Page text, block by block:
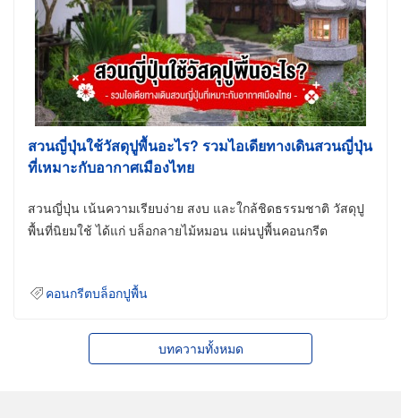
สวนญี่ปุ่นใช้วัสดุปูพื้นอะไร? รวมไอเดียทางเดินสวนญี่ปุ่น
ที่เหมาะกับอากาศเมืองไทย
สวนญี่ปุ่น เน้นความเรียบง่าย สงบ และใกล้ชิดธรรมชาติ วัสดุปู
พื้นที่นิยมใช้ ได้แก่ บล็อกลายไม้หมอน แผ่นปูพื้นคอนกรีต
คอนกรีตบล็อกปูพื้น
บทความทั้งหมด